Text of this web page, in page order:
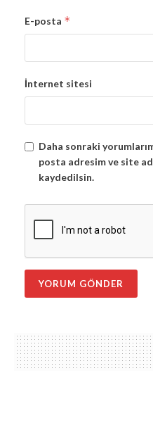
E-posta *
İnternet sitesi
Daha sonraki
posta adresim ve site
kaydedilsin.